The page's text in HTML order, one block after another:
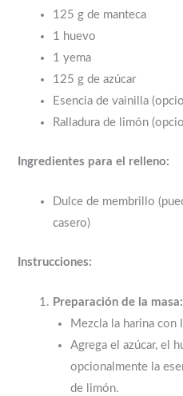
125 g de manteca
1 huevo
1 yema
125 g de azúcar
Esencia de vainilla
Ralladura de limón
Ingredientes para el relleno:
Dulce de membrillo
casero)
Instrucciones:
Preparación de la masa:
Mezcla la harina con
Agrega el azúcar, el
opcionalmente la
de limón.